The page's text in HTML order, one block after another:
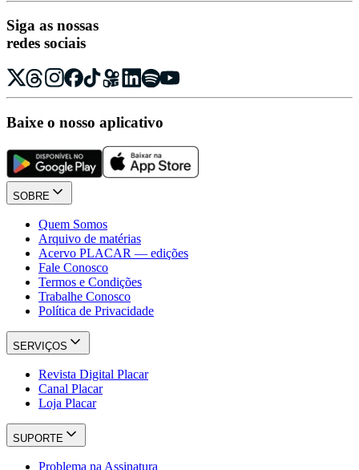
Siga as nossas
redes sociais
Baixe o nosso aplicativo
SOBRE
Quem Somos
Arquivo de matérias
Acervo PLACAR — edições
Fale Conosco
Termos e Condições
Trabalhe Conosco
Política de Privacidade
SERVIÇOS
Revista Digital Placar
Canal Placar
Loja Placar
SUPORTE
Problema na Assinatura